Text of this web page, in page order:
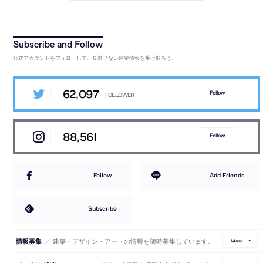
公式アカウントをフォローして、見逃せない建築情報を受け取ろう。
62,097 Follow
88,561 Follow
Follow Add Friends
Subscribe
情報募集 ／ 建築・デザイン・アートの情報を随時募集しています。 More